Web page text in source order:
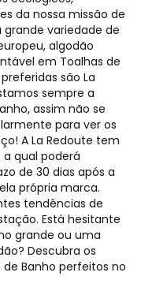
da nossa missão de
grande variedade de
algodão
em Toalhas de
são La
sempre a
assim não se
para ver os
A La Redoute tem
qual poderá
de 30 dias após a
própria marca.
tendências de
Está hesitante
grande ou uma
Descubra os
Banho perfeitos no